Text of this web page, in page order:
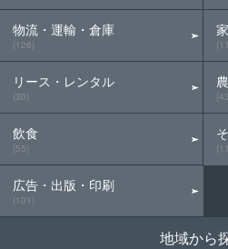
物流・運輸・倉庫
(126)
リース・レンタル
(30)
飲食
(55)
広告・出版・印刷
(101)
地域から